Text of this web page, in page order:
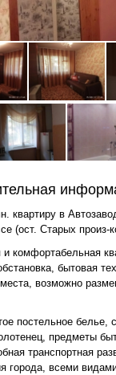
квартиру в
(ост. Старых произ-
и комфортабельная
бытовая
возможно
постельное белье,
предметы
транспортная
города, всеми